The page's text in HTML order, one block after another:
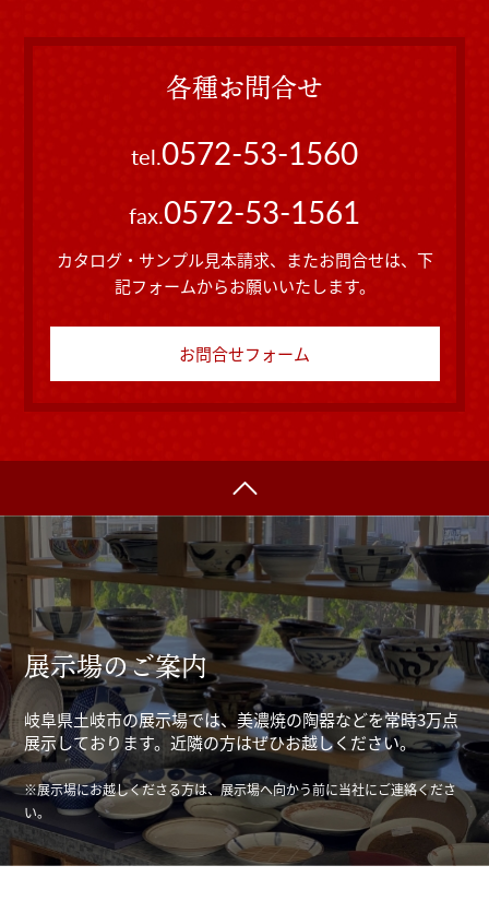
各種お問合せ
tel.0572-53-1560
fax.0572-53-1561
カタログ・サンプル見本請求、またお問合せは、下
記フォームからお願いいたします。
お問合せフォーム
展示場のご案内
岐阜県土岐市の展示場では、美濃焼の陶器などを常時3万点
展示しております。近隣の方はぜひお越しください。
※展示場にお越しくださる方は、展示場へ向かう前に当社にご連絡くださ
い。